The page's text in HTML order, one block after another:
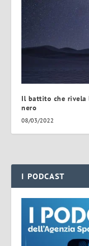
Il battito che rivela
nero
08/03/2022
I PODCAST